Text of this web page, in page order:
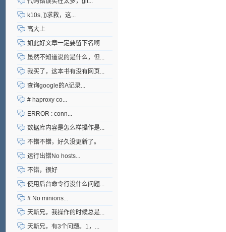
k10s, ])求救，这...
高大上
如此好文章一定要留下名啊
虽然不知道说的是什么，但...
我买了，这本书有没有网页...
查询google的A记录...
# haproxy co...
ERROR : conn...
数据库内容是怎么样操作是...
不错不错，好久没更新了。
运行出错No hosts...
不错，很好
使用后台命令行没什么问题...
# No minions...
天斯兄，我操作的时候总是...
天斯兄，有3个问题。1，...